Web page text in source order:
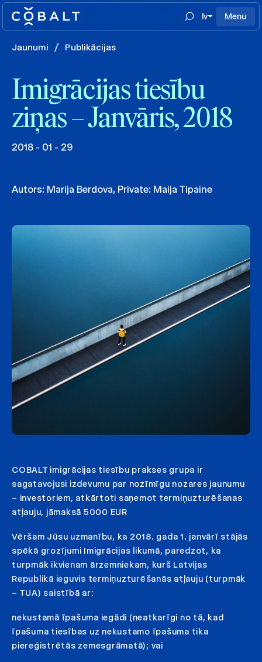
lv Menu
Jaunumi / Publikācijas
Imigrācijas tiesību
ziņas – Janvāris, 2018
2018 - 01 - 29
Autors: Marija Berdova, Private: Maija Tipaine
COBALT imigrācijas tiesību prakses grupa ir
sagatavojusi izdevumu par nozīmīgu nozares jaunumu
– investoriem, atkārtoti saņemot termiņuzturēšanas
atļauju, jāmaksā 5000 EUR
Vēršam Jūsu uzmanību, ka 2018. gada 1. janvārī stājās
spēkā grozījumi Imigrācijas likumā, paredzot, ka
turpmāk ikvienam ārzemniekam, kurš Latvijas
Republikā ieguvis termiņuzturēšanās atļauju (turpmāk
– TUA) saistībā ar:
nekustamā īpašuma iegādi (neatkarīgi no tā, kad
īpašuma tiesības uz nekustamo īpašuma tika
piereģistrētās zemesgrāmatā); vai